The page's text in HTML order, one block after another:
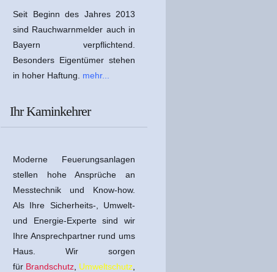
Seit Beginn des Jahres 2013
sind Rauchwarnmelder auch in
Bayern verpflichtend.
Besonders Eigentümer stehen
in hoher Haftung.
mehr...
Ihr Kaminkehrer
Moderne Feuerungsanlagen
stellen hohe Ansprüche an
Messtechnik und Know-how.
Als Ihre Sicherheits-, Umwelt-
und Energie-Experte sind wir
Ihre Ansprechpartner rund ums
Haus. Wir sorgen
für Brandschutz Umweltschutz